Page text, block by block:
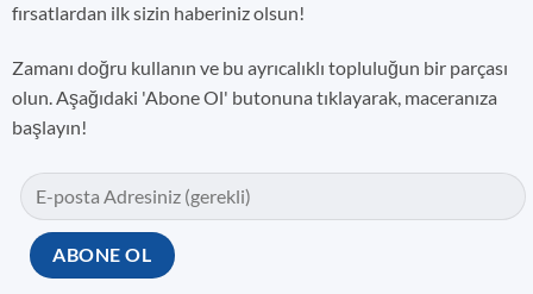
fırsatlardan ilk sizin haberiniz olsun!
Zamanı doğru kullanın ve bu ayrıcalıklı topluluğun bir parçası
olun. Aşağıdaki 'Abone Ol' butonuna tıklayarak, maceranıza
başlayın!